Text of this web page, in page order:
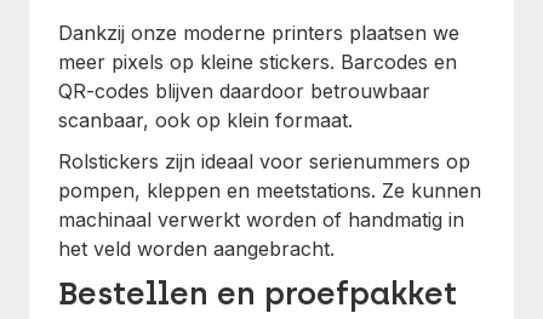
Dankzij onze moderne printers plaatsen we
meer pixels op kleine stickers. Barcodes en
QR-codes blijven daardoor betrouwbaar
scanbaar, ook op klein formaat.
Rolstickers zijn ideaal voor serienummers op
pompen, kleppen en meetstations. Ze kunnen
machinaal verwerkt worden of handmatig in
het veld worden aangebracht.
Bestellen en proefpakket